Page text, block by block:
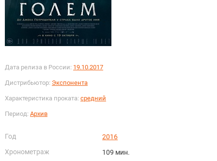
Дата релиза в России: 19.10.2017
Дистрибьютор: Экспонента
Характеристика проката: средний
Период: Архив
Год
2016
Хронометраж
109 мин.